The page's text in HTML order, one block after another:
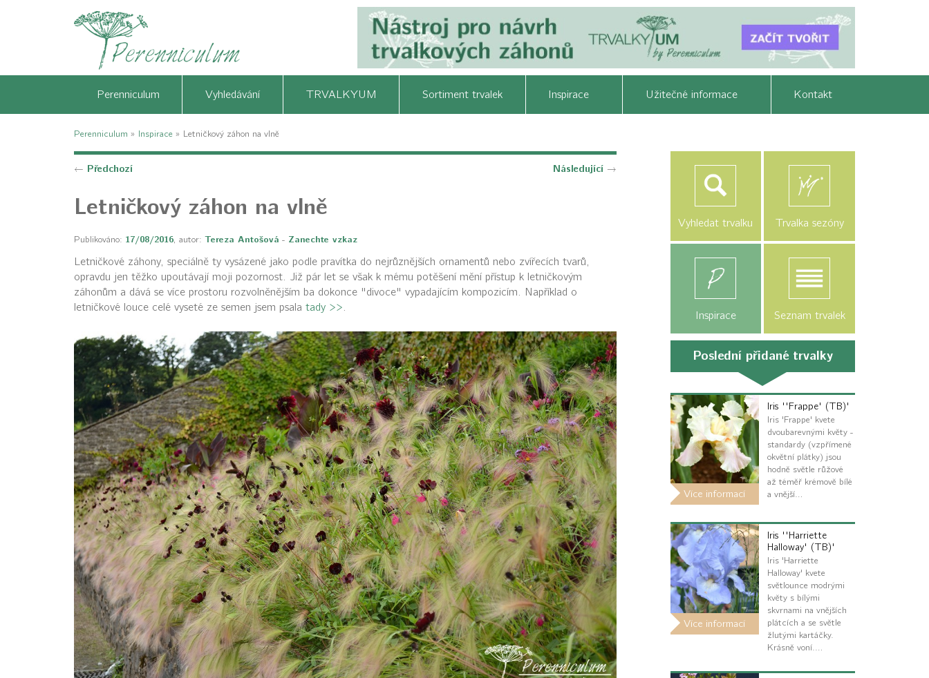
Perenniculum Vyhledávání TRVALKYUM Sortiment trvalek Inspirace Užitečné informace Kontakt
Perenniculum » Inspirace » Letničkový záhon na vlně
← Předchozí Následující →
Letničkový záhon na vlně
Publikováno: 17/08/2016, autor: Tereza Antošová - Zanechte vzkaz
Letničkové záhony, speciálně ty vysázené jako podle pravítka do nejrůznějších ornamentů nebo zvířecích tvarů,
opravdu jen těžko upoutávají moji pozornost. Již pár let se však k mému potěšení mění přístup k letničkovým
záhonům a dává se více prostoru rozvolněnějším ba dokonce "divoce" vypadajícím kompozicím. Například o
letničkové louce celé vyseté ze semen jsem psala tady >>.
Vyhledat trvalku Trvalka sezóny
Inspirace Seznam trvalek
Poslední přidané trvalky
Více informací
Iris ''Frappe' (TB)'
Iris 'Frappe' kvete
dvoubarevnými květy -
standardy (vzpřímené
okvětní plátky) jsou
hodně světle růžové
až téměř krémově bílé
a vnější…
Více informací
Iris ''Harriette
Halloway' (TB)'
Iris 'Harriette
Halloway' kvete
světlounce modrými
květy s bílými
skvrnami na vnějších
plátcích a se světle
žlutými kartáčky.
Krásně voní.…